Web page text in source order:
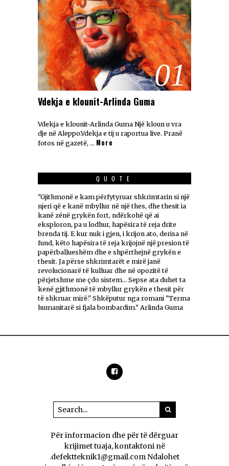
01
Vdekja e klounit-Arlinda Guma
Vdekja e klounit-Arlinda Guma Një kloun u vra
dje në Aleppo.Vdekja e tij u raportua live. Pranë
fotos në gazetë, … More
QUOTE
"Gjithmonë e kam përfytyruar shkrimtarin si një
njeri që e kanë mbyllur në një thes, dhe thesit ia
kanë zënë grykën fort, ndërkohë që ai
eksploron, pa u lodhur, hapësira të reja drite
brenda tij. E kur nuk i gjen, i krijon ato, derisa në
fund, këto hapësira të reja krijojnë një presion të
papërballueshëm dhe e shpërthejnë grykën e
thesit. Ja përse shkrimtarët e mirë janë
revolucionarë të kulluar dhe në opozitë të
përjetshme me çdo sistem... Sepse ata duhet ta
kenë gjithmonë të mbyllur grykën e thesit për
të shkruar mirë." Shkëputur nga romani "Terma
humanitarë si fjala bombardim." Arlinda Guma
Për informacion dhe për të dërguar
krijimet tuaja, kontaktoni në
.defektteknik1@gmail.com Ndalohet